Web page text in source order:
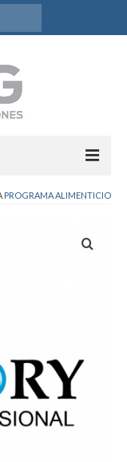
PROGRAMA ALIMENTICIO